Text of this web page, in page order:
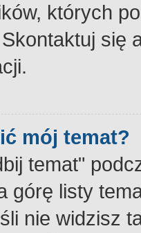
których
się
mój temat?
temat"
górę listy
nie widzisz